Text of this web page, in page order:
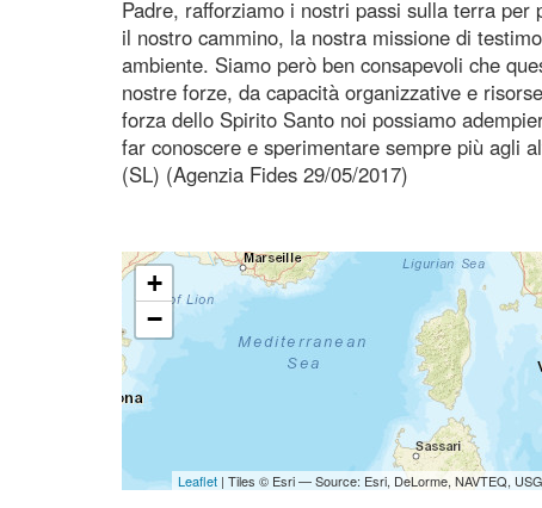
Padre, rafforziamo i nostri passi sulla terra per
il nostro cammino, la nostra missione di
ambiente. Siamo però ben consapevoli che
nostre forze, da capacità organizzative e
forza dello Spirito Santo noi possiamo
far conoscere e sperimentare sempre più agli
(SL) (Agenzia Fides 29/05/2017)
+
−
Leaflet| Tiles © Esri — Source: Esri, DeLorme, NAVTEQ,